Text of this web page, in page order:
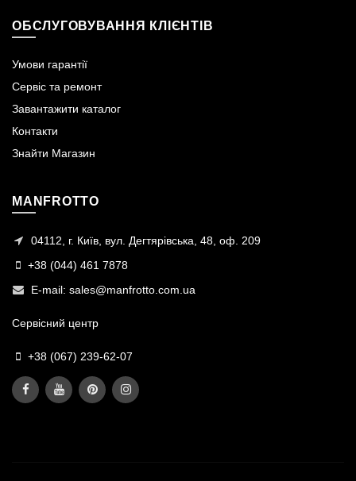
ОБСЛУГОВУВАННЯ КЛІЄНТІВ
Умови гарантії
Сервіс та ремонт
Завантажити каталог
Контакти
Знайти Магазин
MANFROTTO
04112, г. Київ, вул. Дегтярівська, 48, оф. 209
+38 (044) 461 7878
E-mail: sales@manfrotto.com.ua
Сервісний центр
+38 (067) 239-62-07